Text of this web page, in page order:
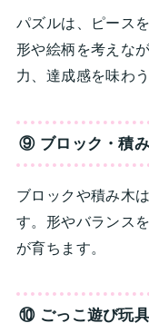
パズルは、ピース
形や絵柄を考えな
力、達成感を味わ
⑨ ブロック・積
ブロックや積み木
す。形やバランス
が育ちます。
⑩ ごっこ遊び玩具